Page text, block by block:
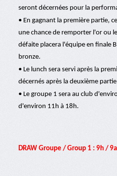
seront décernées pour la
• En gagnant la première partie,
une chance de remporter l'or ou
défaite placera l'équipe en finale
bronze.
• Le lunch sera servi après la
décernés après la deuxième
• Le groupe 1 sera au club
d'environ 11h à 18h.
DRAW Groupe / Group 1 : 9h /